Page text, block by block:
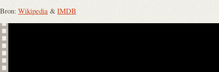
Bron: Wikipedia & IMDB